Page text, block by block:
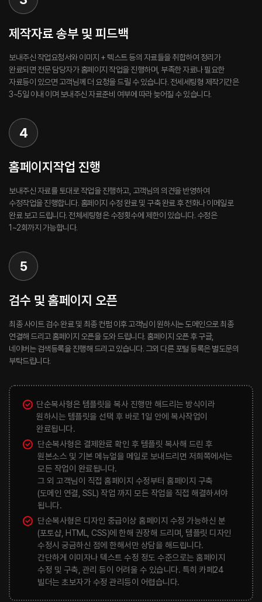
제작자료 송부 및 피드백
보내주신 작업요청서와 이미지 + 텍스트 등의 자료들을 취합하여 정리가
완료되면 전문 담당자가 홈페이지 작업을 진행하며, 부족한 자료나 필요한
자료등이 있으면 고객님께 더 요청을 드릴 수 있습니다. 전세세팅형 제작기간은
3~5일 이내 이며 보내주신 자료준비 여부에 따라 늦어질 수 있습니다.
4
홈페이지작업 진행
보내주신 자료를 토대로 작업을 진행하고, 고객님의 의견을 반영하여
수정작업을 진행합니다. 홈페이지 수정 완료 및 구축 완료 후 전화나 이메일로
완료 보고 드립니다. 전체세팅형은 수정횟수에 제한이 있습니다. 수정은
1~2회까지 가능합니다.
5
검수 및 홈페이지 오픈
최종 사이트 검수 완료 및 최종 컨펌 이후 고객님이 원하시는 도메인으로 최종
연결해 드리고 홈페이지 오픈을 도와 드립니다. 홈페이지 오픈 후 구글,
네이버는 검색등록을 진행해 드리고 있습니다. 그외 다른 포털 등록은 별도문의
부탁드립니다.
단순복사형은 템플릿을 복사 진행만 해드리는 방식이라
원하시는 템플릿을 선택 후 바로 1일 안에 복사작업이
완료됩니다.
단순복사형은 결제완료 확인 후 템플릿 복사해 드린 후
원본소스 및 기본 메뉴얼을 메일로 보내드리면 저희쪽에서는
모든 작업이 완료됩니다.
그 외 고객님이 직접 홈페이지 수정부터 홈페이지 구축
(도메인 연결, SSL) 작업 까지 모든 작업을 직접 해결하셔야
됩니다.
단순복사형은 디자인 중급이상 홈페이지 수정 가능하신 분
(포토샵, HTML, CSS)에 한해 권장해 드리며, 템플릿 디자인
수정시 궁금하신 점에 한해서만 상담을 해드립니다.
간단하게 이미자나 텍스트 수정 정도 수준으로는 홈페이지
수정 및 구축, 관리 등이 어려울 수 있습니다. 특히 카페24
빌더는 초보자가 수정 관리등이 어렵습니다.